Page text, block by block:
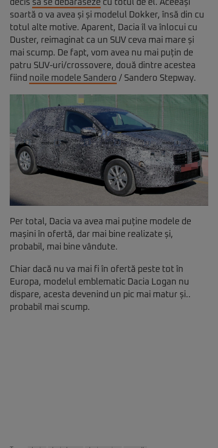
decis să se debaraseze cu totul de el. Aceeași
soartă o va avea și și modelul Dokker, însă din cu
totul alte motive. Aparent, Dacia îl va înlocui cu
Duster, reimaginat ca un SUV ceva mai mare și
mai scump. De fapt, vom avea nu mai puțin de
patru SUV-uri/crossovere, două dintre acestea
fiind noile modele Sandero / Sandero Stepway.
Per total, Dacia va avea mai puține modele de
mașini în ofertă, dar mai bine realizate și,
probabil, mai bine vândute.
Chiar dacă nu va mai fi în ofertă peste tot în
Europa, modelul emblematic Dacia Logan nu
dispare, acesta devenind un pic mai matur și..
probabil mai scump.